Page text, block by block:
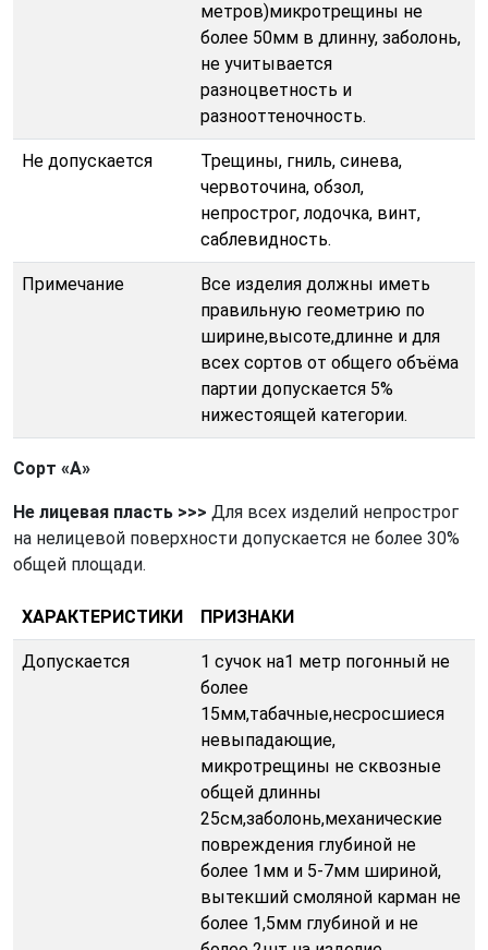
метров)микротрещины не
более 50мм в длинну, заболонь,
не учитывается
разноцветность и
разнооттеночность.
Не допускается
Трещины, гниль, синева,
червоточина, обзол,
непрострог, лодочка, винт,
саблевидность.
Примечание
Все изделия должны иметь
правильную геометрию по
ширине,высоте,длинне и для
всех сортов от общего объёма
партии допускается 5%
нижестоящей категории.
Сорт «А»
Не лицевая пласть >>> Для всех изделий непрострог
на нелицевой поверхности допускается не более 30%
общей площади.
ХАРАКТЕРИСТИКИ ПРИЗНАКИ
Допускается
1 сучок на1 метр погонный не
более
15мм,табачные,несросшиеся
невыпадающие,
микротрещины не сквозные
общей длинны
25см,заболонь,механические
повреждения глубиной не
более 1мм и 5-7мм шириной,
вытекший смоляной карман не
более 1,5мм глубиной и не